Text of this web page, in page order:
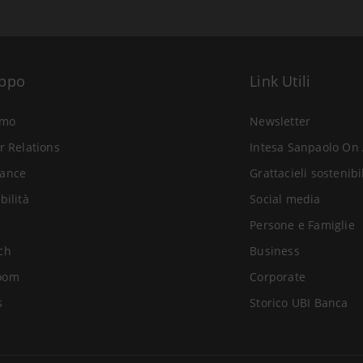
Relations
Link Utili
Newsletter
Intesa Sanpaolo On
Grattacieli
Social media
Persone e Famiglie
Business
Corporate
Storico UBI Banca